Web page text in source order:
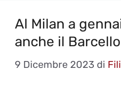
Al Milan a
anche il
9 Dicembre 2023 di